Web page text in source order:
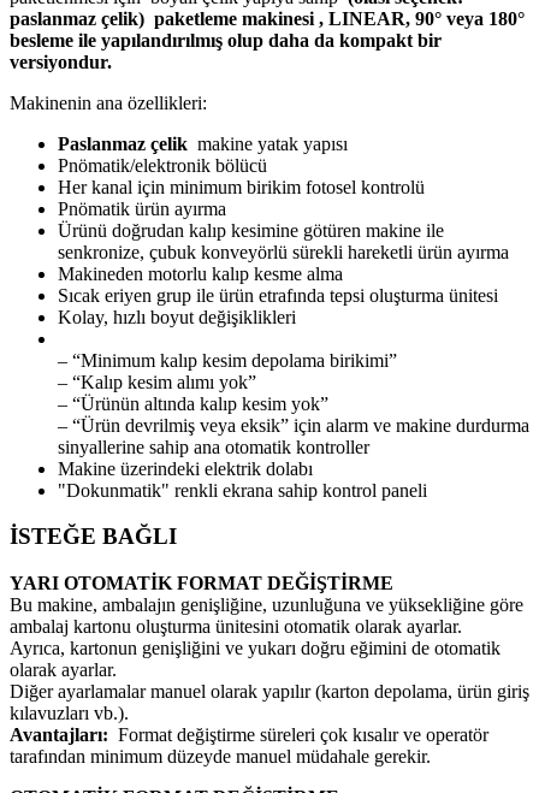
paslanmaz çelik) paketleme makinesi , LINEAR, 90° veya 180°
besleme ile yapılandırılmış olup daha da kompakt bir
versiyondur.
Makinenin ana özellikleri:
Paslanmaz çelik makine yatak yapısı
Pnömatik/elektronik bölücü
Her kanal için minimum birikim fotosel kontrolü
Pnömatik ürün ayırma
Ürünü doğrudan kalıp kesimine götüren makine ile
senkronize, çubuk konveyörlü sürekli hareketli ürün ayırma
Makineden motorlu kalıp kesme alma
Sıcak eriyen grup ile ürün etrafında tepsi oluşturma ünitesi
Kolay, hızlı boyut değişiklikleri
– “Minimum kalıp kesim depolama birikimi”
– “Kalıp kesim alımı yok”
– “Ürünün altında kalıp kesim yok”
– “Ürün devrilmiş veya eksik” için alarm ve makine durdurma
sinyallerine sahip ana otomatik kontroller
Makine üzerindeki elektrik dolabı
"Dokunmatik" renkli ekrana sahip kontrol paneli
İSTEĞE BAĞLI
YARI OTOMATİK FORMAT DEĞİŞTİRME
Bu makine, ambalajın genişliğine, uzunluğuna ve yüksekliğine göre
ambalaj kartonu oluşturma ünitesini otomatik olarak ayarlar.
Ayrıca, kartonun genişliğini ve yukarı doğru eğimini de otomatik
olarak ayarlar.
Diğer ayarlamalar manuel olarak yapılır (karton depolama, ürün giriş
kılavuzları vb.).
Avantajları: Format değiştirme süreleri çok kısalır ve operatör
tarafından minimum düzeyde manuel müdahale gerekir.